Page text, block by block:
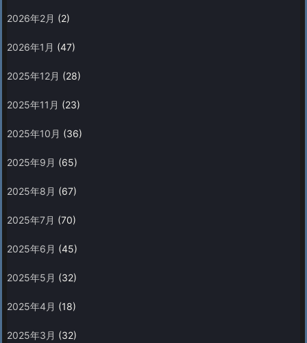
2026年2月 (2)
2026年1月 (47)
2025年12月 (28)
2025年11月 (23)
2025年10月 (36)
2025年9月 (65)
2025年8月 (67)
2025年7月 (70)
2025年6月 (45)
2025年5月 (32)
2025年4月 (18)
2025年3月 (32)